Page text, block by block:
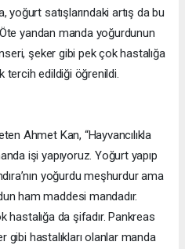
yoğurt satışlarındaki artış da bu
yandan manda yoğurdunun
şeker gibi pek çok hastalığa
tercih edildiği öğrenildi.
Ahmet Kan, “Hayvancılıkla
işi yapıyoruz. Yoğurt yapıp
yoğurdu meşhurdur ama
ham maddesi mandadır.
hastalığa da şifadır. Pankreas
gibi hastalıkları olanlar manda